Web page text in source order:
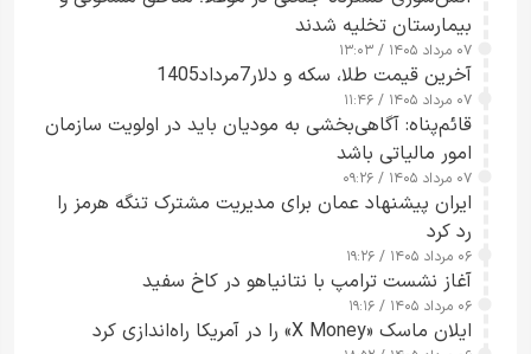
بیمارستان تخلیه شدند
۰۷ مرداد ۱۴۰۵ / ۱۳:۰۳
آخرین قیمت طلا، سکه و دلار7مرداد1405
۰۷ مرداد ۱۴۰۵ / ۱۱:۴۶
قائم‌پناه: آگاهی‌بخشی به مودیان باید در اولویت سازمان
امور مالیاتی باشد
۰۷ مرداد ۱۴۰۵ / ۰۹:۲۶
ایران پیشنهاد عمان برای مدیریت مشترک تنگه هرمز را
رد کرد
۰۶ مرداد ۱۴۰۵ / ۱۹:۲۶
آغاز نشست ترامپ با نتانیاهو در کاخ سفید
۰۶ مرداد ۱۴۰۵ / ۱۹:۱۶
ایلان ماسک «X Money» را در آمریکا راه‌اندازی کرد